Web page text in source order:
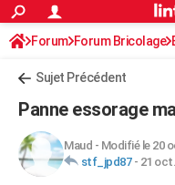
ACTUALITÉS
Politique
Société
Faits Divers
Education
Monde
Villes
+
FINANCE
Retraite
Impôts
Epargne
Immobilier
Risques naturels par ville
Banque
Assurance
Crédit
AUTO
Forum Forum Bricolage
Sujet Précédent
Panne essorage
Maud - Modifié le 20
stf_jpd87- 21